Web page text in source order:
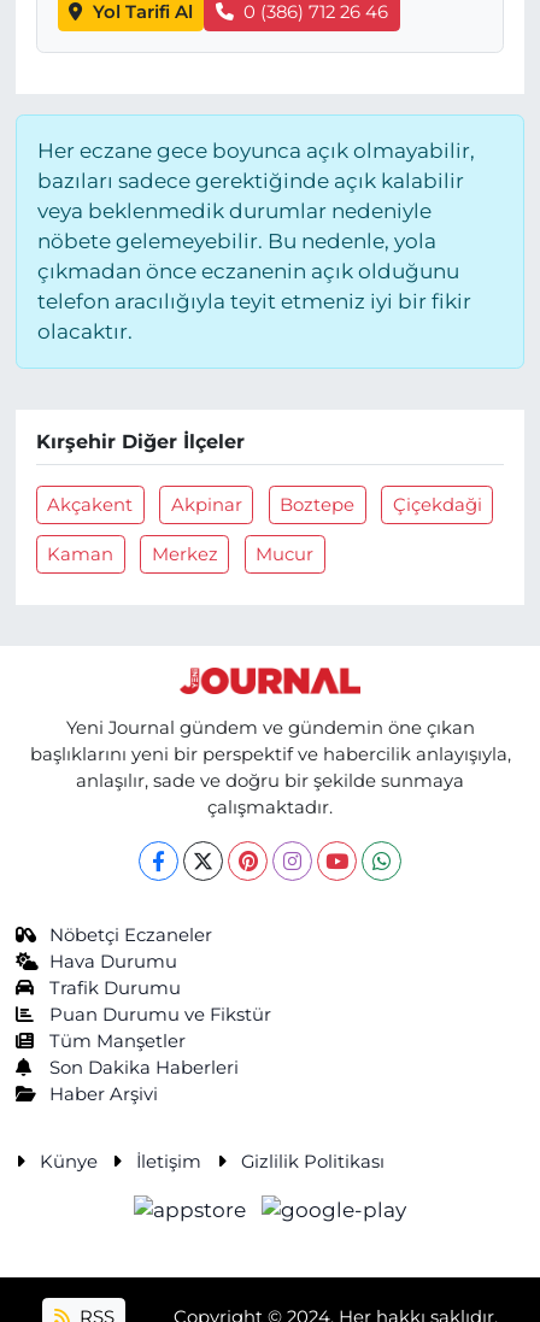
Yol Tarifi Al 0 (386) 712 26 46
Her eczane gece boyunca açık olmayabilir,
bazıları sadece gerektiğinde açık kalabilir
veya beklenmedik durumlar nedeniyle
nöbete gelemeyebilir. Bu nedenle, yola
çıkmadan önce eczanenin açık olduğunu
telefon aracılığıyla teyit etmeniz iyi bir fikir
olacaktır.
Kırşehir Diğer İlçeler
Akçakent Akpinar Boztepe Çiçekdaği
Kaman Merkez Mucur
Yeni Journal gündem ve gündemin öne çıkan
başlıklarını yeni bir perspektif ve habercilik anlayışıyla,
anlaşılır, sade ve doğru bir şekilde sunmaya
çalışmaktadır.
Nöbetçi Eczaneler
Hava Durumu
Trafik Durumu
Puan Durumu ve Fikstür
Tüm Manşetler
Son Dakika Haberleri
Haber Arşivi
Künye İletişim Gizlilik Politikası
RSS Copyright © 2024. Her hakkı saklıdır.